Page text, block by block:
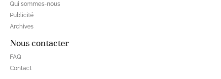
Qui sommes-nous
Publicité
Archives
Nous contacter
FAQ
Contact